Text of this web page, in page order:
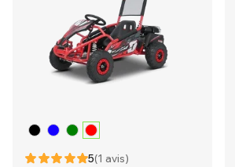
5(1 avis)